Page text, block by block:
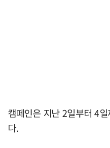
캠페인은 지난 2일부터 4
다.